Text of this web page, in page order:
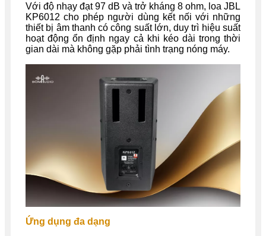
Với độ nhạy đạt 97 dB và trở kháng 8 ohm, loa JBL
KP6012 cho phép người dùng kết nối với những
thiết bị âm thanh có công suất lớn, duy trì hiệu suất
hoạt động ổn định ngay cả khi kéo dài trong thời
gian dài mà không gặp phải tình trạng nóng máy.
Ứng dụng đa dạng